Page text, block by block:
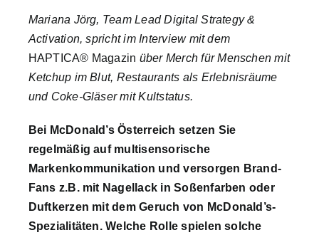
nach:
Mariana Jörg, Team Lead Digital Strategy &
Activation, spricht im Interview mit dem
HAPTICA® Magazin über Merch für Menschen mit
Ketchup im Blut, Restaurants als Erlebnisräume
und Coke-Gläser mit Kultstatus.
Bei McDonald’s Österreich setzen Sie
regelmäßig auf multisensorische
Markenkommunikation und versorgen Brand-
Fans z.B. mit Nagellack in Soßenfarben oder
Duftkerzen mit dem Geruch von McDonald’s-
Spezialitäten. Welche Rolle spielen solche